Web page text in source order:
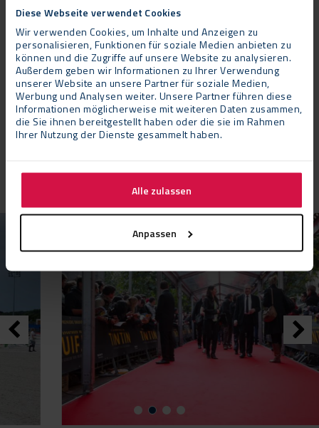
Diese Webseite verwendet Cookies
Wir verwenden Cookies, um Inhalte und Anzeigen zu
personalisieren, Funktionen für soziale Medien anbieten zu
können und die Zugriffe auf unsere Website zu analysieren.
Außerdem geben wir Informationen zu Ihrer Verwendung
unserer Website an unsere Partner für soziale Medien,
Werbung und Analysen weiter. Unsere Partner führen diese
Informationen möglicherweise mit weiteren Daten zusammen,
die Sie ihnen bereitgestellt haben oder die sie im Rahmen
Ihrer Nutzung der Dienste gesammelt haben.
Alle zulassen
Anpassen
transparentem Planen. Dieses Zelt ist erhältlich in Breiten von
3, 4, 5, 6, 8, 10 und 12 Metern. Die Länge ist beliebig und kann
in Einheiten von 5 Metern erweitert werden.
Zum Apollo gehört die spezielle Dachentwässerung von
Neptunus, das heißt, daß das Dach immer straff bleibt. Zum
Zelt gehört der Neptunus Systemboden. Da das Apollo mit
anderen Zelttypen kombiniert werden kann, ist es auch
Gebäuden.